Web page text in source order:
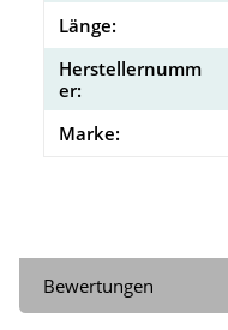
Länge:
Herstellernumm
er:
Marke:
Bewertungen